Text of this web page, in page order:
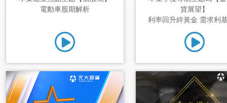
電動車股期解析
貨展望】
利率回升絆黃金 需求利